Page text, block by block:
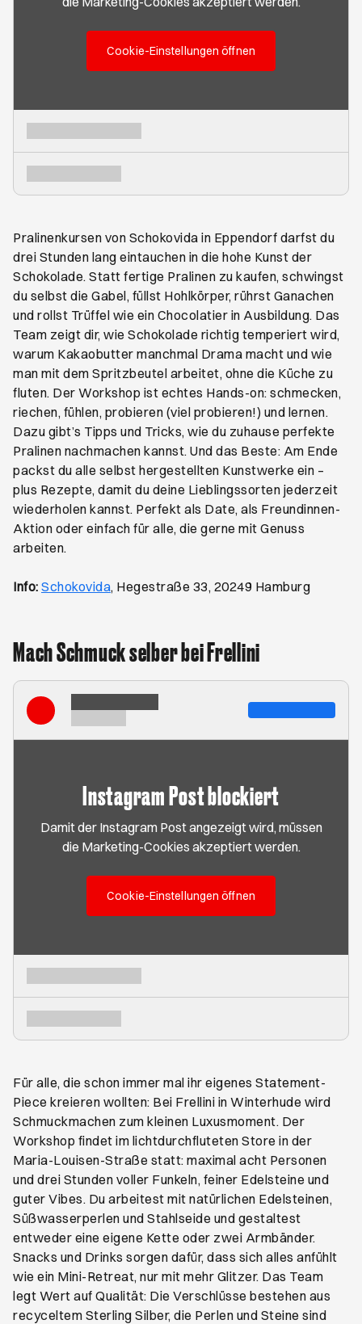
Cookie-Einstellungen öffnen
Pralinenkursen von Schokovida in Eppendorf darfst du
drei Stunden lang eintauchen in die hohe Kunst der
Schokolade. Statt fertige Pralinen zu kaufen, schwingst
du selbst die Gabel, füllst Hohlkörper, rührst Ganachen
und rollst Trüffel wie ein Chocolatier in Ausbildung. Das
Team zeigt dir, wie Schokolade richtig temperiert wird,
warum Kakaobutter manchmal Drama macht und wie
man mit dem Spritzbeutel arbeitet, ohne die Küche zu
fluten. Der Workshop ist echtes Hands-on: schmecken,
riechen, fühlen, probieren (viel probieren!) und lernen.
Dazu gibt’s Tipps und Tricks, wie du zuhause perfekte
Pralinen nachmachen kannst. Und das Beste: Am Ende
packst du alle selbst hergestellten Kunstwerke ein –
plus Rezepte, damit du deine Lieblingssorten jederzeit
wiederholen kannst. Perfekt als Date, als Freundinnen-
Aktion oder einfach für alle, die gerne mit Genuss
arbeiten.
Info: SchokovidaÖffnet ein neues Browser-Tab
, Hegestraße 33, 20249 Hamburg
Mach Schmuck selber bei Frellini
Instagram Post blockiert
Damit der Instagram Post angezeigt wird, müssen
die Marketing-Cookies akzeptiert werden.
Cookie-Einstellungen öffnen
Für alle, die schon immer mal ihr eigenes Statement-
Piece kreieren wollten: Bei Frellini in Winterhude wird
Schmuckmachen zum kleinen Luxusmoment. Der
Workshop findet im lichtdurchfluteten Store in der
Maria-Louisen-Straße statt: maximal acht Personen
und drei Stunden voller Funkeln, feiner Edelsteine und
guter Vibes. Du arbeitest mit natürlichen Edelsteinen,
Süßwasserperlen und Stahlseide und gestaltest
entweder eine eigene Kette oder zwei Armbänder.
Snacks und Drinks sorgen dafür, dass sich alles anfühlt
wie ein Mini-Retreat, nur mit mehr Glitzer. Das Team
legt Wert auf Qualität: Die Verschlüsse bestehen aus
recyceltem Sterling Silber, die Perlen und Steine sind